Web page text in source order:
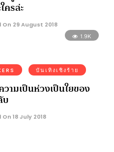
ครล่ะ
29 August 2018
1.9K
บันเทิงเชิงร้าย
วามเป็นห่วงเป็นใยของ
18 July 2018